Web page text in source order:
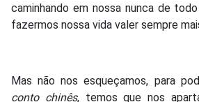
caminhando em nossa nunca de
fazermos nossa vida valer sempre
Mas não nos esqueçamos, para
conto chinês, temos que nos